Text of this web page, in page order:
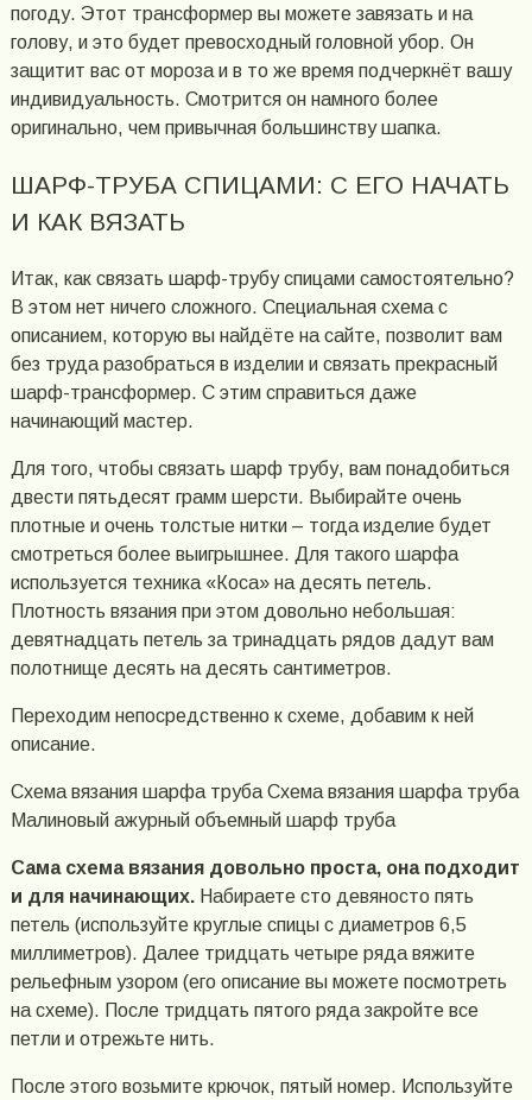
погоду. Этот трансформер вы можете завязать и на
голову, и это будет превосходный головной убор. Он
защитит вас от мороза и в то же время подчеркнёт вашу
индивидуальность. Смотрится он намного более
оригинально, чем привычная большинству шапка.
ШАРФ-ТРУБА СПИЦАМИ: С ЕГО НАЧАТЬ
И КАК ВЯЗАТЬ
Итак, как связать шарф-трубу спицами самостоятельно?
В этом нет ничего сложного. Специальная схема с
описанием, которую вы найдёте на сайте, позволит вам
без труда разобраться в изделии и связать прекрасный
шарф-трансформер. С этим справиться даже
начинающий мастер.
Для того, чтобы связать шарф трубу, вам понадобиться
двести пятьдесят грамм шерсти. Выбирайте очень
плотные и очень толстые нитки – тогда изделие будет
смотреться более выигрышнее. Для такого шарфа
используется техника «Коса» на десять петель.
Плотность вязания при этом довольно небольшая:
девятнадцать петель за тринадцать рядов дадут вам
полотнище десять на десять сантиметров.
Переходим непосредственно к схеме, добавим к ней
описание.
Схема вязания шарфа труба Схема вязания шарфа труба
Малиновый ажурный объемный шарф труба
Сама схема вязания довольно проста, она подходит
и для начинающих.Набираете сто девяносто пять
петель (используйте круглые спицы с диаметров 6,5
миллиметров). Далее тридцать четыре ряда вяжите
рельефным узором (его описание вы можете посмотреть
на схеме). После тридцать пятого ряда закройте все
петли и отрежьте нить.
После этого возьмите крючок, пятый номер. Используйте